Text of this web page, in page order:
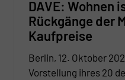
DAVE: Wohnen
Rückgänge der
Kaufpreise
Berlin, 12. Oktober
Vorstellung ihres 20